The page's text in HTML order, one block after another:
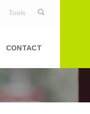
Tools
CONTACT